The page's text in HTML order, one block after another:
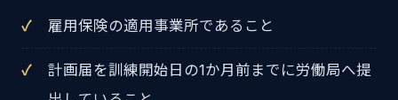
雇用保険の適用事業所であること
計画届を訓練開始日の1か月前までに労働局へ提